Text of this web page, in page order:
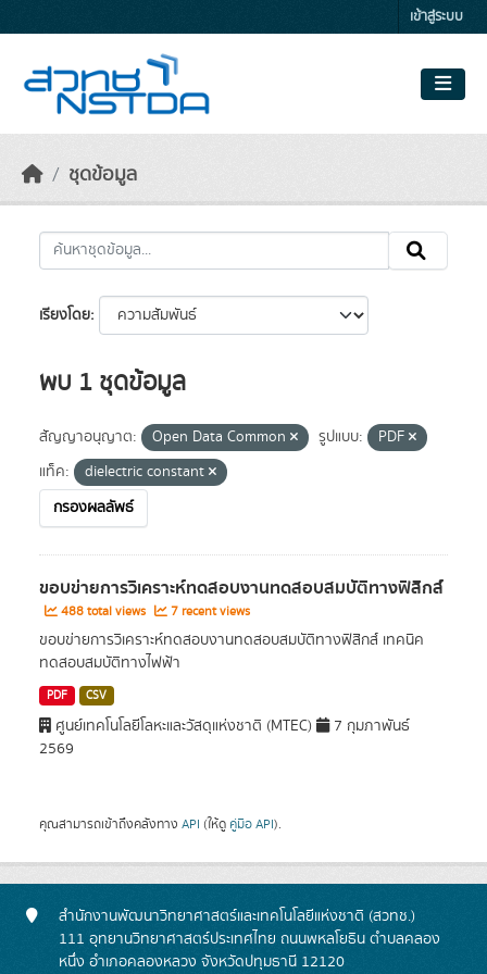
เข้าสู่ระบบ
ชุดข้อมูล
เรียงโดย
พบ 1 ชุดข้อมูล
สัญญาอนุญาต: Open Data Common รูปแบบ:
PDF
แท็ค:
dielectric constant
กรองผลลัพธ์
ขอบข่ายการวิเคราะห์ทดสอบงานทดสอบสมบัติทางฟิสิกส์
488 total views 7 recent views
ขอบข่ายการวิเคราะห์ทดสอบงานทดสอบสมบัติทางฟิสิกส์ เทคนิค
ทดสอบสมบัติทางไฟฟ้า
PDF CSV
ศูนย์เทคโนโลยีโลหะและวัสดุแห่งชาติ (MTEC)
7 กุมภาพันธ์
2569
คุณสามารถเข้าถึงคลังทาง API (ให้ดู คู่มือ API).
สำนักงานพัฒนาวิทยาศาสตร์และเทคโนโลยีแห่งชาติ (สวทช.)
111 อุทยานวิทยาศาสตร์ประเทศไทย ถนนพหลโยธิน ตำบลคลอง
หนึ่ง อำเภอคลองหลวง จังหวัดปทุมธานี 12120